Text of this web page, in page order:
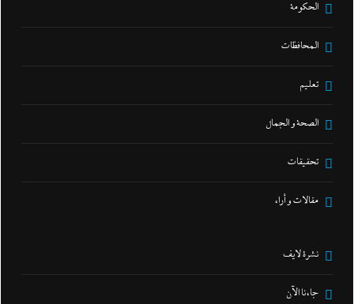
الحكومة
المحافظات
تعليم
الصحة و الجمال
تحقيقات
مقالات و أراء
نشرة لايف
جاءنا الآن